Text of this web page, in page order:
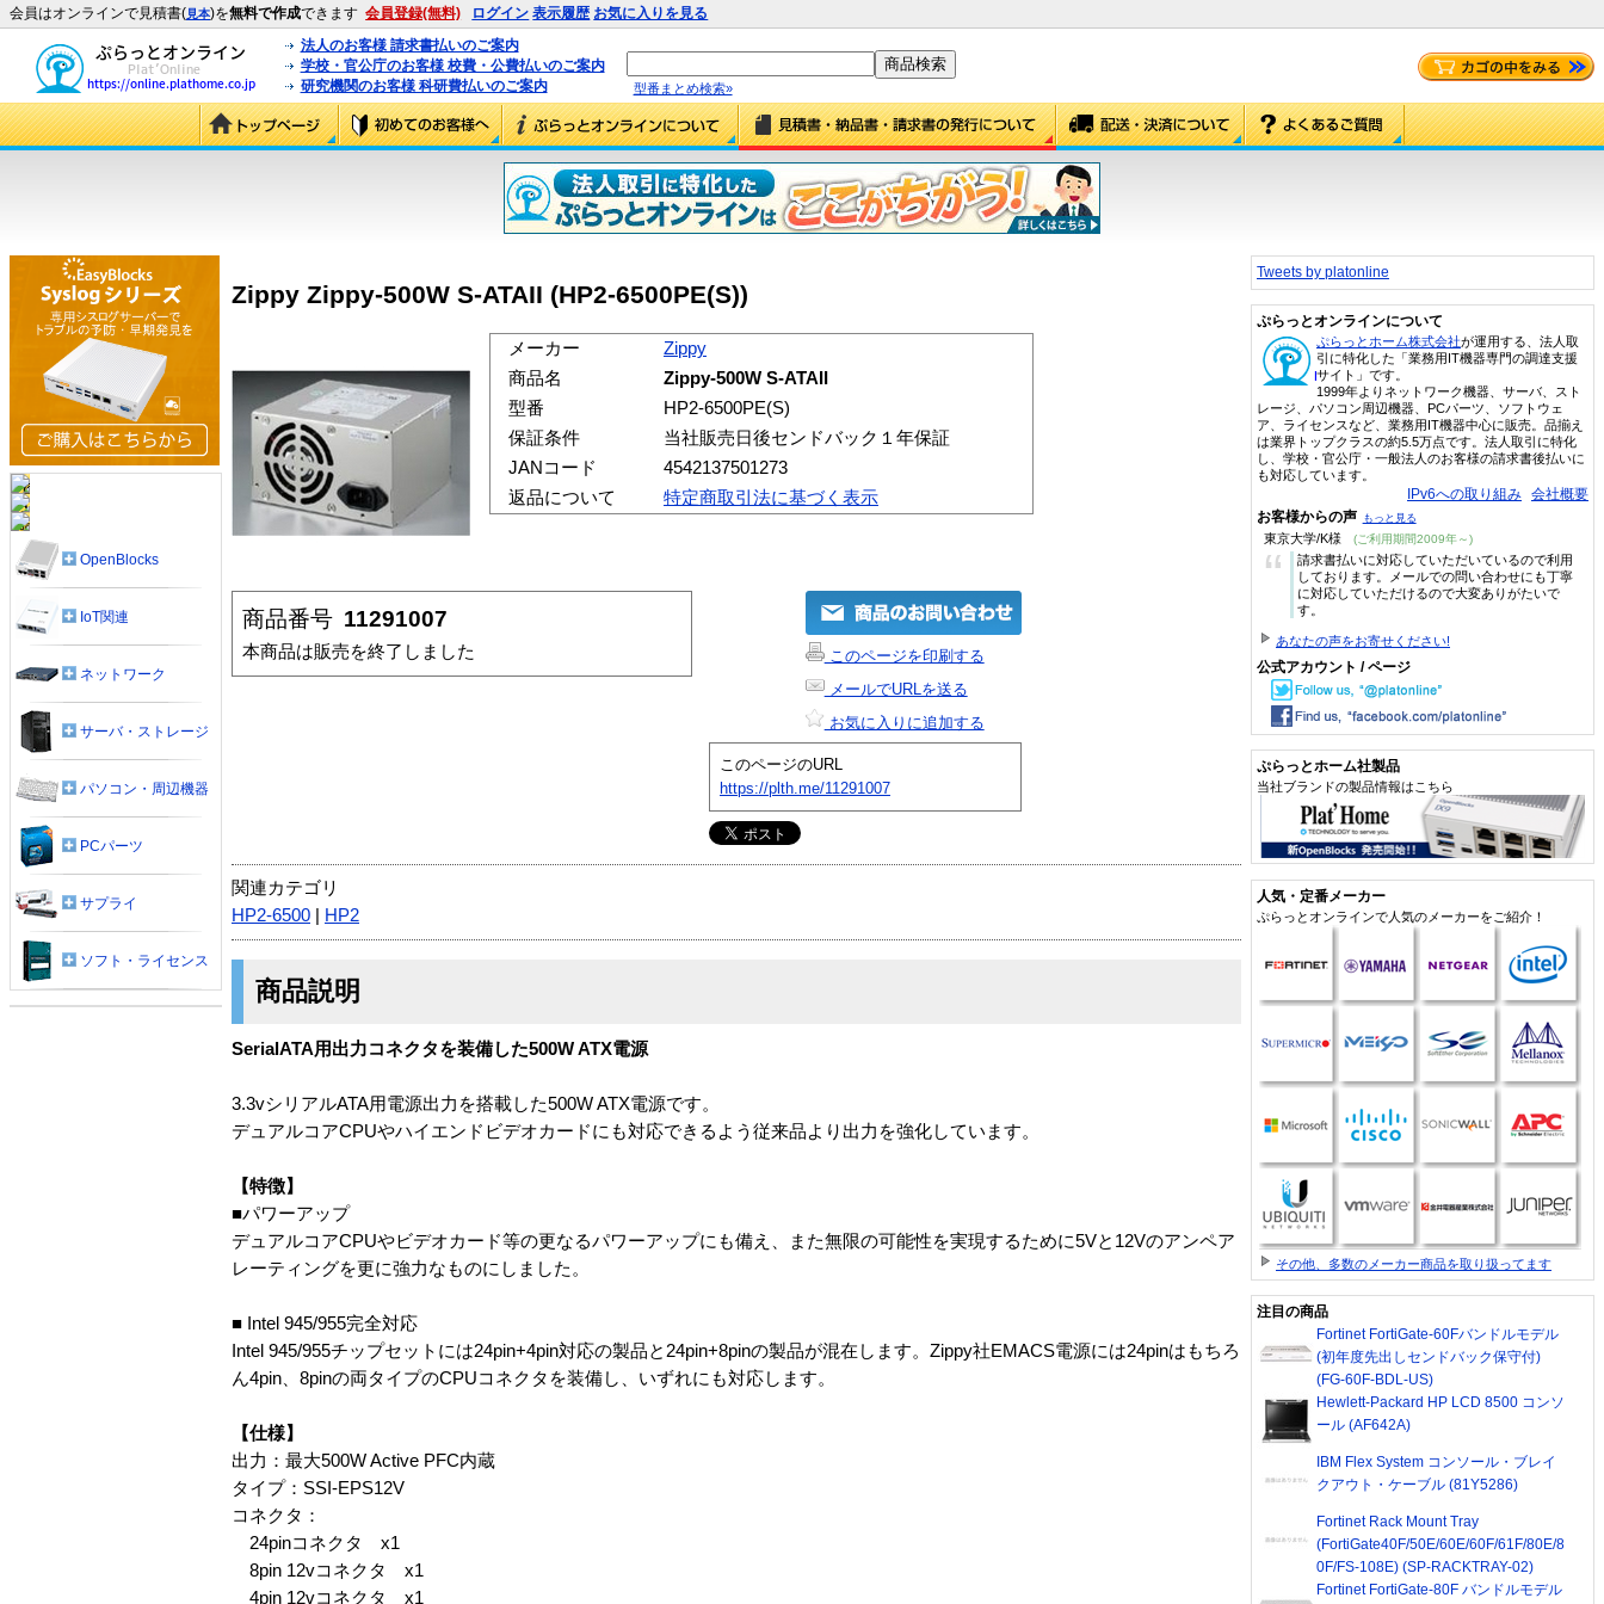
会員はオンラインで見積書(見本)を無料で作成できます 会員登録(無料) ログイン 表示履歴 お気に入りを見る
法人のお客様 請求書払いのご案内
学校・官公庁のお客様 校費・公費払いのご案内
研究機関のお客様 科研費払いのご案内
型番まとめ検索»
Zippy Zippy-500W S-ATAII (HP2-6500PE(S))
メーカー
Zippy
商品名
Zippy-500W S-ATAII
型番
HP2-6500PE(S)
保証条件
当社販売日後センドバック１年保証
JANコード
4542137501273
返品について
特定商取引法に基づく表示
商品番号 11291007
本商品は販売を終了しました
このページを印刷する
メールでURLを送る
お気に入りに追加する
このページのURL
https://plth.me/11291007
関連カテゴリ
HP2-6500
HP2
商品説明
SerialATA用出力コネクタを装備した500W ATX電源
3.3vシリアルATA用電源出力を搭載した500W ATX電源です。
デュアルコアCPUやハイエンドビデオカードにも対応できるよう従来品より出力を強化しています。
【特徴】
■パワーアップ
デュアルコアCPUやビデオカード等の更なるパワーアップにも備え、また無限の可能性を実現するために5Vと12Vのアンペア
レーティングを更に強力なものにしました。
■ Intel 945/955完全対応
Intel 945/955チップセットには24pin+4pin対応の製品と24pin+8pinの製品が混在します。Zippy社EMACS電源には24pinはもちろ
ん4pin、8pinの両タイプのCPUコネクタを装備し、いずれにも対応します。
【仕様】
出力：最大500W Active PFC内蔵
タイプ：SSI-EPS12V
コネクタ：
24pinコネクタ x1
8pin 12vコネクタ x1
4pin 12vコネクタ x1
OpenBlocks
IoT関連
ネットワーク
サーバ・ストレージ
パソコン・周辺機器
PCパーツ
サプライ
ソフト・ライセンス
Tweets by platonline
ぷらっとオンラインについて
ぷらっとホーム株式会社が運用する、法人取
引に特化した「業務用IT機器専門の調達支援
サイト」です。
1999年よりネットワーク機器、サーバ、スト
レージ、パソコン周辺機器、PCパーツ、ソフトウェ
ア、ライセンスなど、業務用IT機器中心に販売。品揃え
は業界トップクラスの約5.5万点です。法人取引に特化
し、学校・官公庁・一般法人のお客様の請求書後払いに
も対応しています。
IPv6への取り組み 会社概要
お客様からの声 もっと見る
東京大学/K様 (ご利用期間2009年～)
“
請求書払いに対応していただいているので利用
しております。メールでの問い合わせにも丁寧
に対応していただけるので大変ありがたいで
す。
あなたの声をお寄せください!
公式アカウント / ページ
ぷらっとホーム社製品
当社ブランドの製品情報はこちら
人気・定番メーカー
ぷらっとオンラインで人気のメーカーをご紹介！
その他、多数のメーカー商品を取り扱ってます
注目の商品
Fortinet FortiGate-60Fバンドルモデル
(初年度先出しセンドバック保守付)
(FG-60F-BDL-US)
Hewlett-Packard HP LCD 8500 コンソ
ール (AF642A)
IBM Flex System コンソール・ブレイ
クアウト・ケーブル (81Y5286)
Fortinet Rack Mount Tray
(FortiGate40F/50E/60E/60F/61F/80E/8
0F/FS-108E) (SP-RACKTRAY-02)
Fortinet FortiGate-80F バンドルモデル